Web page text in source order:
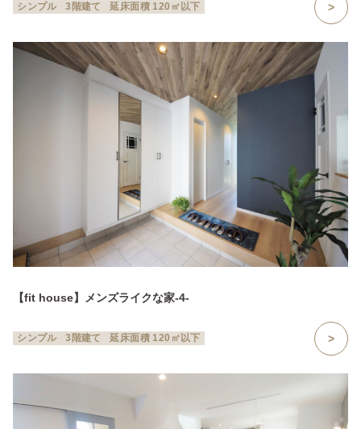
シンプル 3階建て 延床面積 120㎡以下
【fit house】メンズライクな家-4-
シンプル 3階建て 延床面積 120㎡以下